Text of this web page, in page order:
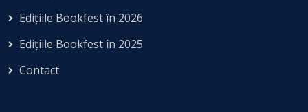
Edițiile Bookfest în 2026
Edițiile Bookfest în 2025
Contact